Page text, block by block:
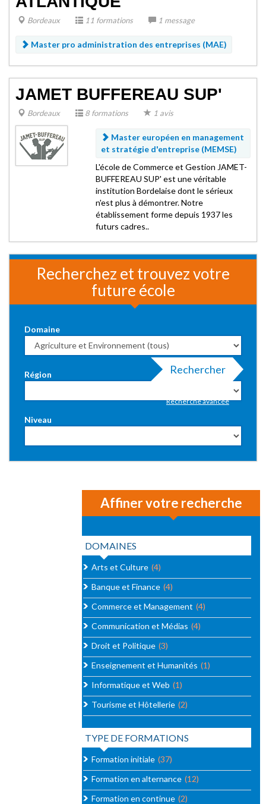
Bordeaux 11 formations 1 message
Master pro administration des entreprises (MAE)
JAMET BUFFEREAU SUP'
Bordeaux 8 formations 1 avis
Master européen en management
et stratégie d'entreprise (MEMSE)
L'école de Commerce et Gestion JAMET-
BUFFEREAU SUP' est une véritable
institution Bordelaise dont le sérieux
n'est plus à démontrer. Notre
établissement forme depuis 1937 les
futurs cadres..
Recherchez et trouvez votre
future école
Domaine
Région
Niveau
Rechercher
Recherche avancée
Affiner votre recherche
DOMAINES
Arts et Culture (4)
Banque et Finance (4)
Commerce et Management (4)
Communication et Médias (4)
Droit et Politique (3)
Enseignement et Humanités (1)
Informatique et Web (1)
Tourisme et Hôtellerie (2)
TYPE DE FORMATIONS
Formation initiale (37)
Formation en alternance (12)
Formation en continue (2)